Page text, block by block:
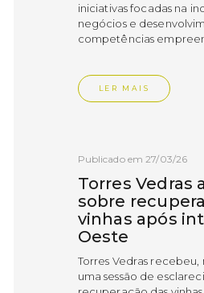
iniciativas focadas na
negócios e
competências
LER MAIS
Publicado em 27/03/26
Torres Vedras
sobre
vinhas após
Oeste
Torres Vedras recebeu,
uma sessão de